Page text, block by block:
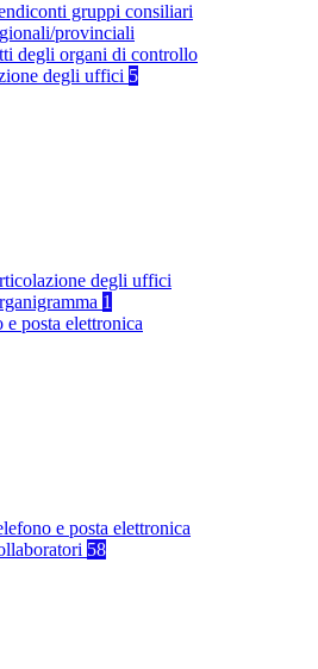
gruppi consiliari
provinciali
degli organi di controllo
degli uffici 5
degli uffici
1
e posta elettronica
e posta elettronica
58